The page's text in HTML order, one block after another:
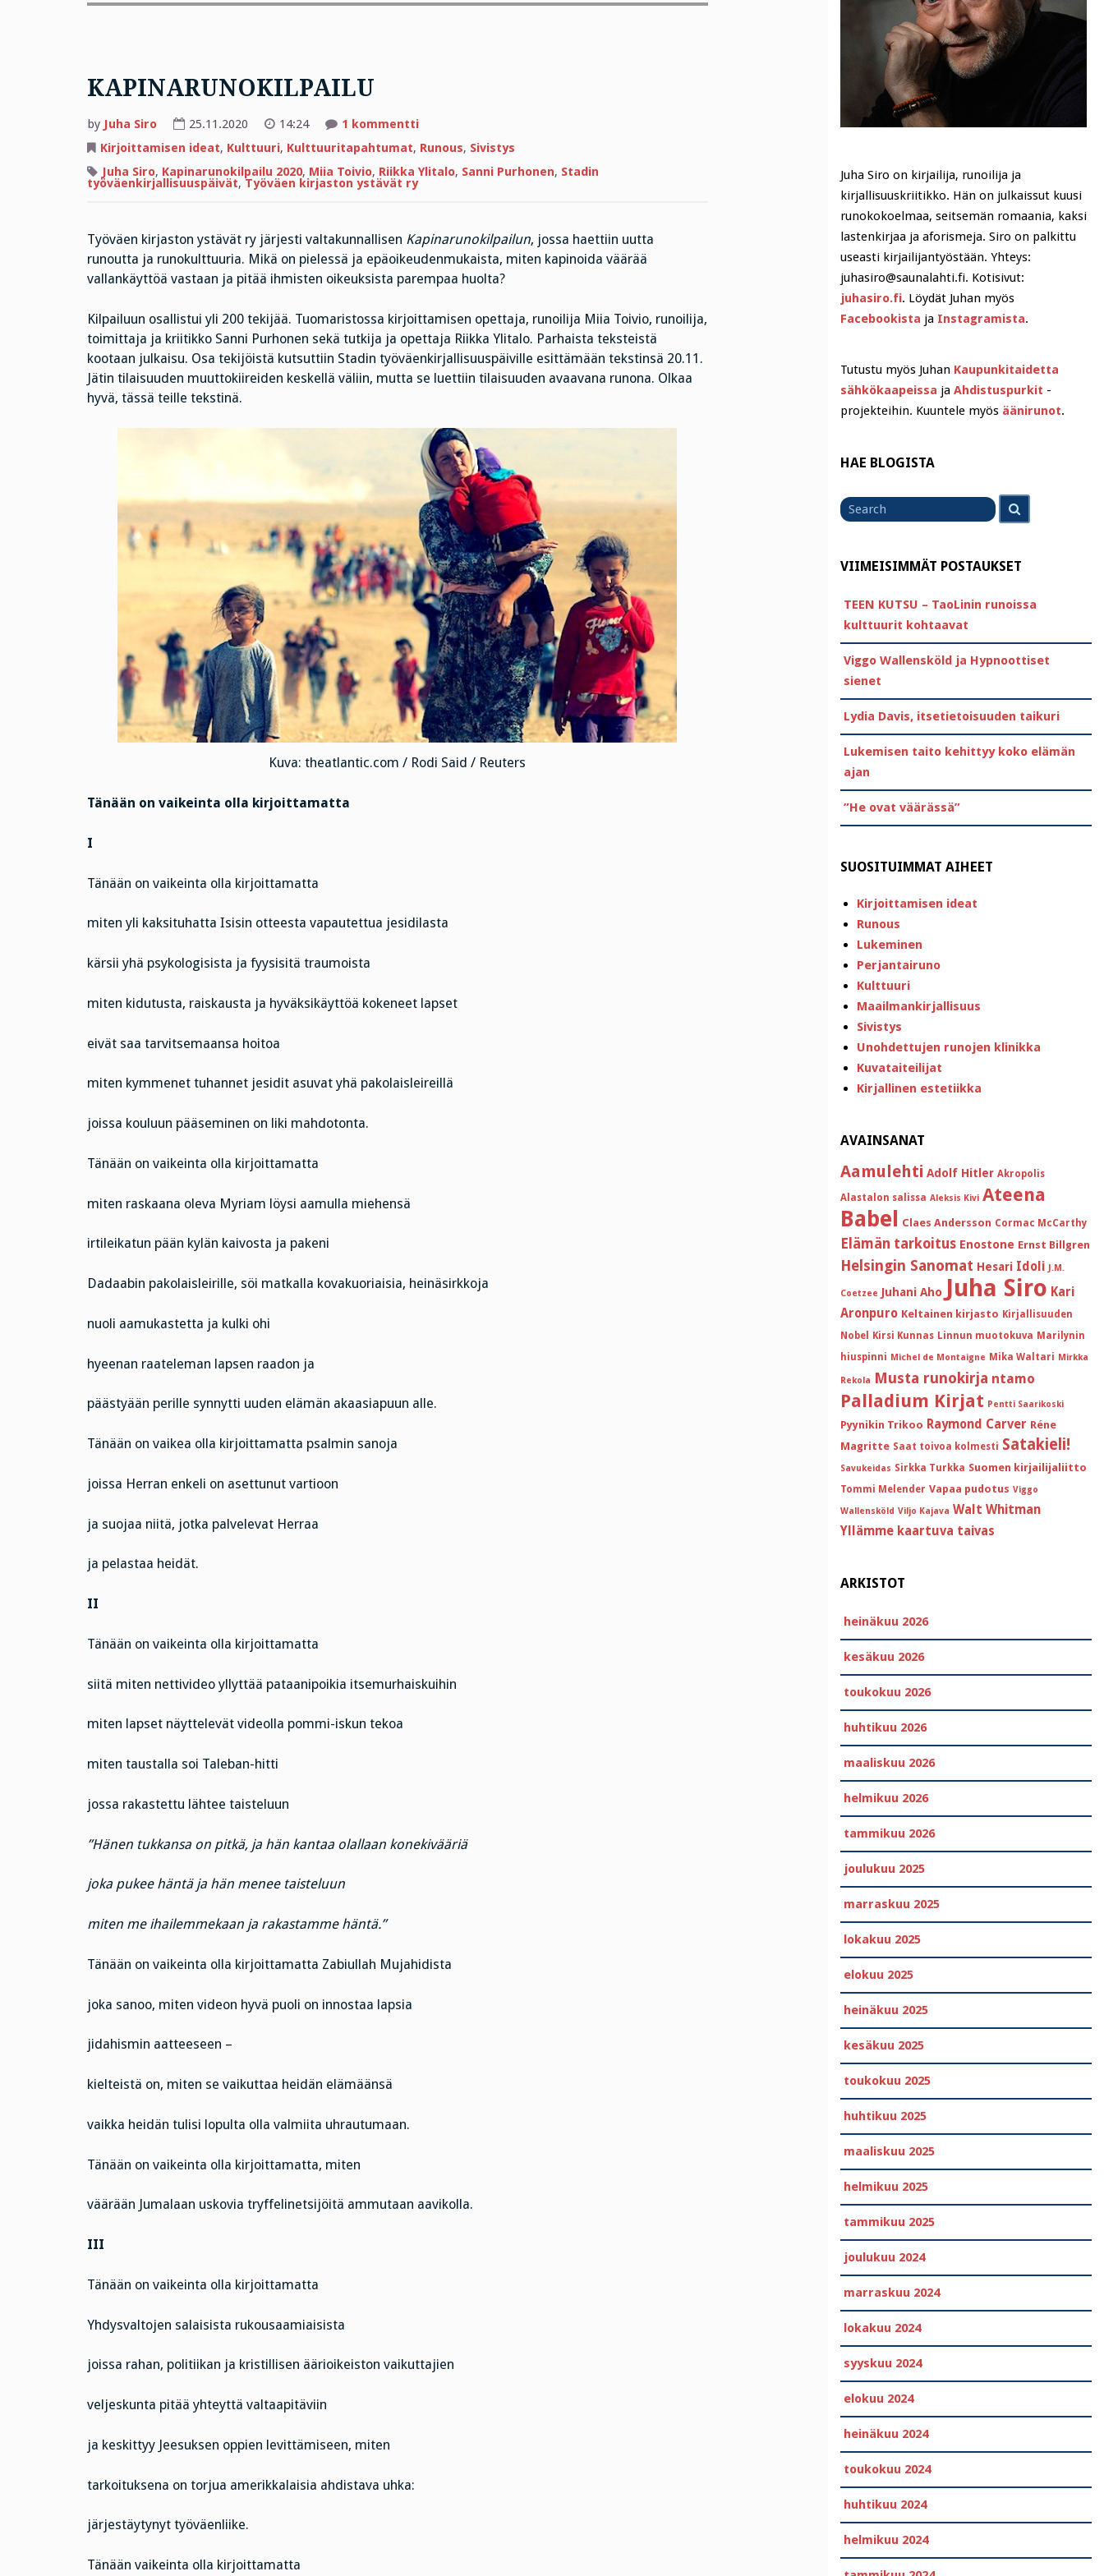
KAPINARUNOKILPAILU
by Juha Siro 25.11.2020 14:24 1 kommenttiartikkeliin
Kirjoittamisen ideat, Kulttuuri, Kulttuuritapahtumat, Runous, Sivistys
Juha Siro, Kapinarunokilpailu 2020, Miia Toivio, Riikka Ylitalo, Sanni Purhonen, Stadin
työväenkirjallisuuspäivät, Työväen kirjaston ystävät ry
Työväen kirjaston ystävät ry järjesti valtakunnallisen Kapinarunokilpailun, jossa haettiin uutta
runoutta ja runokulttuuria. Mikä on pielessä ja epäoikeudenmukaista, miten kapinoida väärää
vallankäyttöä vastaan ja pitää ihmisten oikeuksista parempaa huolta?
Kilpailuun osallistui yli 200 tekijää. Tuomaristossa kirjoittamisen opettaja, runoilija Miia Toivio, runoilija,
toimittaja ja kriitikko Sanni Purhonen sekä tutkija ja opettaja Riikka Ylitalo. Parhaista teksteistä
kootaan julkaisu. Osa tekijöistä kutsuttiin Stadin työväenkirjallisuuspäiville esittämään tekstinsä 20.11.
Jätin tilaisuuden muuttokiireiden keskellä väliin, mutta se luettiin tilaisuuden avaavana runona. Olkaa
hyvä, tässä teille tekstinä.
Kuva: theatlantic.com / Rodi Said / Reuters
Tänään on vaikeinta olla kirjoittamatta
I
Tänään on vaikeinta olla kirjoittamatta
miten yli kaksituhatta Isisin otteesta vapautettua jesidilasta
kärsii yhä psykologisista ja fyysisitä traumoista
miten kidutusta, raiskausta ja hyväksikäyttöä kokeneet lapset
eivät saa tarvitsemaansa hoitoa
miten kymmenet tuhannet jesidit asuvat yhä pakolaisleireillä
joissa kouluun pääseminen on liki mahdotonta.
Tänään on vaikeinta olla kirjoittamatta
miten raskaana oleva Myriam löysi aamulla miehensä
irtileikatun pään kylän kaivosta ja pakeni
Dadaabin pakolaisleirille, söi matkalla kovakuoriaisia, heinäsirkkoja
nuoli aamukastetta ja kulki ohi
hyeenan raateleman lapsen raadon ja
päästyään perille synnytti uuden elämän akaasiapuun alle.
Tänään on vaikea olla kirjoittamatta psalmin sanoja
joissa Herran enkeli on asettunut vartioon
ja suojaa niitä, jotka palvelevat Herraa
ja pelastaa heidät.
II
Tänään on vaikeinta olla kirjoittamatta
siitä miten nettivideo yllyttää pataanipoikia itsemurhaiskuihin
miten lapset näyttelevät videolla pommi-iskun tekoa
miten taustalla soi Taleban-hitti
jossa rakastettu lähtee taisteluun
”Hänen tukkansa on pitkä, ja hän kantaa olallaan konekivääriä
joka pukee häntä ja hän menee taisteluun
miten me ihailemmekaan ja rakastamme häntä.”
Tänään on vaikeinta olla kirjoittamatta Zabiullah Mujahidista
joka sanoo, miten videon hyvä puoli on innostaa lapsia
jidahismin aatteeseen –
kielteistä on, miten se vaikuttaa heidän elämäänsä
vaikka heidän tulisi lopulta olla valmiita uhrautumaan.
Tänään on vaikeinta olla kirjoittamatta, miten
väärään Jumalaan uskovia tryffelinetsijöitä ammutaan aavikolla.
III
Tänään on vaikeinta olla kirjoittamatta
Yhdysvaltojen salaisista rukousaamiaisista
joissa rahan, politiikan ja kristillisen äärioikeiston vaikuttajien
veljeskunta pitää yhteyttä valtaapitäviin
ja keskittyy Jeesuksen oppien levittämiseen, miten
tarkoituksena on torjua amerikkalaisia ahdistava uhka:
järjestäytynyt työväenliike.
Tänään vaikeinta olla kirjoittamatta
Juha Siro on kirjailija, runoilija ja
kirjallisuuskriitikko. Hän on julkaissut kuusi
runokokoelmaa, seitsemän romaania, kaksi
lastenkirjaa ja aforismeja. Siro on palkittu
useasti kirjailijantyöstään. Yhteys:
juhasiro@saunalahti.fi. Kotisivut:
juhasiro.fi. Löydät Juhan myös
Facebookista ja Instagramista.
Tutustu myös Juhan Kaupunkitaidetta
sähkökaapeissa ja Ahdistuspurkit -
projekteihin. Kuuntele myös äänirunot.
HAE BLOGISTA
for
VIIMEISIMMÄT POSTAUKSET
TEEN KUTSU – TaoLinin runoissa
kulttuurit kohtaavat
Viggo Wallensköld ja Hypnoottiset
sienet
Lydia Davis, itsetietoisuuden taikuri
Lukemisen taito kehittyy koko elämän
ajan
”He ovat väärässä”
SUOSITUIMMAT AIHEET
Kirjoittamisen ideat
Runous
Lukeminen
Perjantairuno
Kulttuuri
Maailmankirjallisuus
Sivistys
Unohdettujen runojen klinikka
Kuvataiteilijat
Kirjallinen estetiikka
AVAINSANAT
Aamulehti Adolf Hitler Akropolis
Alastalon salissa Aleksis Kivi Ateena
Babel Claes Andersson Cormac McCarthy
Elämän tarkoitus Enostone Ernst Billgren
Helsingin Sanomat Hesari Idoli J.M.
Coetzee Juhani Aho Juha Siro Kari
Aronpuro Keltainen kirjasto Kirjallisuuden
Nobel
Kirsi Kunnas Linnun muotokuva Marilynin
hiuspinni Michel de Montaigne Mika Waltari Mirkka
Rekola Musta runokirja ntamo
Palladium Kirjat Pentti Saarikoski
Pyynikin Trikoo Raymond Carver Réne
Magritte Saat toivoa kolmesti Satakieli!
Savukeidas Sirkka Turkka Suomen kirjailijaliitto
Tommi Melender Vapaa pudotus Viggo
Wallensköld Viljo Kajava Walt Whitman
Yllämme kaartuva taivas
ARKISTOT
heinäkuu 2026
kesäkuu 2026
toukokuu 2026
huhtikuu 2026
maaliskuu 2026
helmikuu 2026
tammikuu 2026
joulukuu 2025
marraskuu 2025
lokakuu 2025
elokuu 2025
heinäkuu 2025
kesäkuu 2025
toukokuu 2025
huhtikuu 2025
maaliskuu 2025
helmikuu 2025
tammikuu 2025
joulukuu 2024
marraskuu 2024
lokakuu 2024
syyskuu 2024
elokuu 2024
heinäkuu 2024
toukokuu 2024
huhtikuu 2024
helmikuu 2024